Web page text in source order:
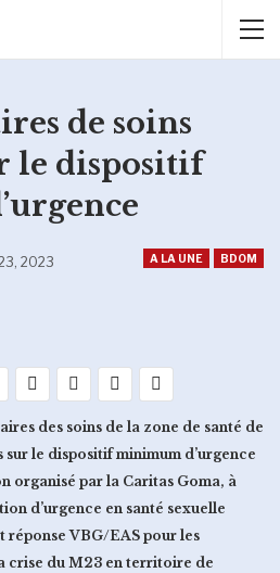
de soins
le dispositif
A LA UNE BDOM
2023
des soins de la zone de santé de
le dispositif minimum d’urgence
organisé par la Caritas Goma, à
d’urgence en santé sexuelle
VBG/EAS pour les
crise du M23 en territoire de